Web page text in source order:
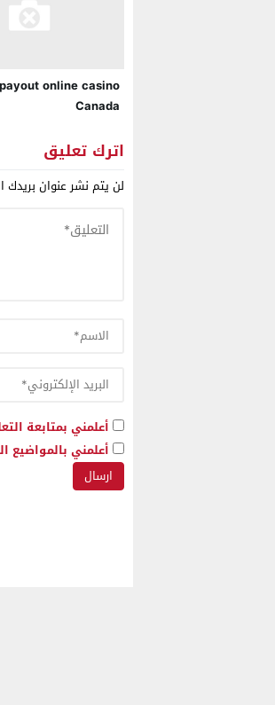
online casino
Canada
اترك تعليق
لن يتم نشر عنوان بريدك
أعلمني بمتابعة
أعلمني بالمواضيع